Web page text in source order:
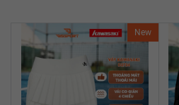
New